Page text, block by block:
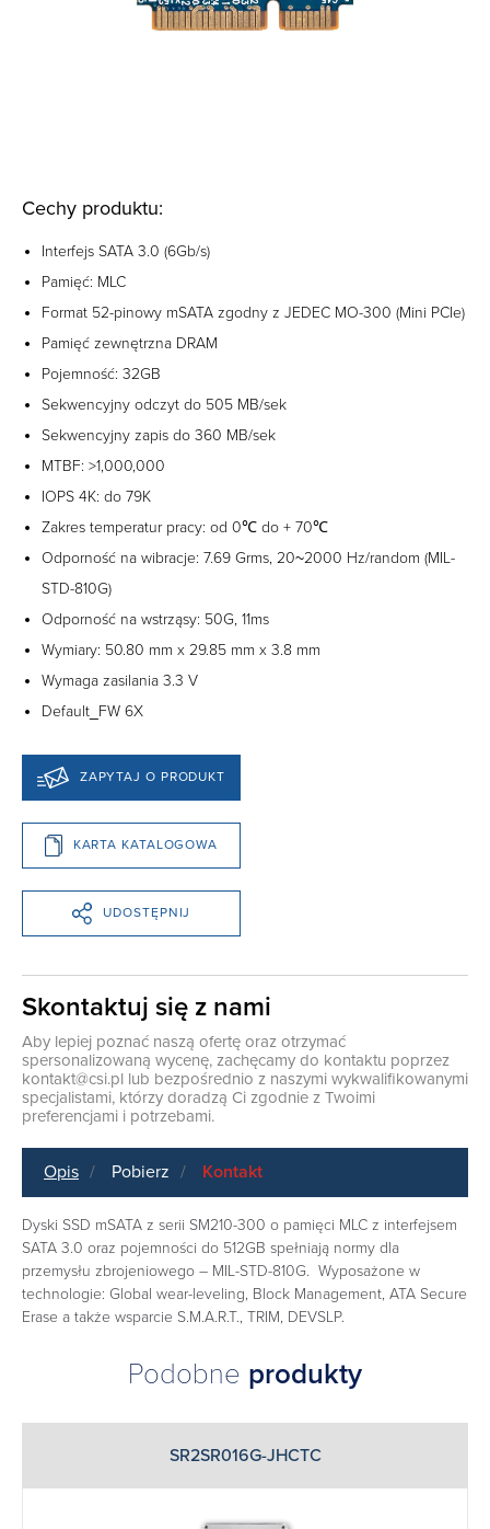
Cechy produktu:
Interfejs SATA 3.0 (6Gb/s)
Pamięć: MLC
Format 52-pinowy mSATA zgodny z JEDEC MO-300 (Mini PCIe)
Pamięć zewnętrzna DRAM
Pojemność: 32GB
Sekwencyjny odczyt do 505 MB/sek
Sekwencyjny zapis do 360 MB/sek
MTBF: >1,000,000
IOPS 4K: do 79K
Zakres temperatur pracy: od 0℃ do + 70℃
Odporność na wibracje: 7.69 Grms, 20~2000 Hz/random (MIL-
STD-810G)
Odporność na wstrząsy: 50G, 11ms
Wymiary: 50.80 mm x 29.85 mm x 3.8 mm
Wymaga zasilania 3.3 V
Default_FW 6X
ZAPYTAJ O PRODUKT
KARTA KATALOGOWA
UDOSTĘPNIJ
Skontaktuj się z nami
Aby lepiej poznać naszą ofertę oraz otrzymać
spersonalizowaną wycenę, zachęcamy do kontaktu poprzez
kontakt@csi.pl lub bezpośrednio z naszymi wykwalifikowanymi
specjalistami, którzy doradzą Ci zgodnie z Twoimi
preferencjami i potrzebami.
Opis Pobierz Kontakt
Dyski SSD mSATA z serii SM210-300 o pamięci MLC z interfejsem
SATA 3.0 oraz pojemności do 512GB spełniają normy dla
przemysłu zbrojeniowego – MIL-STD-810G. Wyposażone w
technologie: Global wear-leveling, Block Management, ATA Secure
Erase a także wsparcie S.M.A.R.T., TRIM, DEVSLP.
Podobne produkty
SR2SR016G-JHCTC